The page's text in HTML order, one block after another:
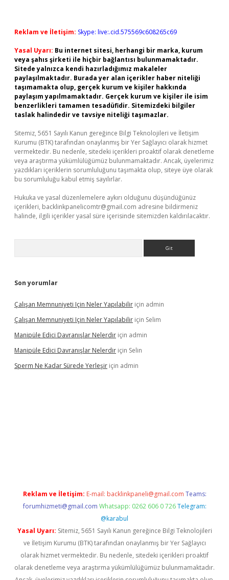
Reklam ve İletişim: Skype: live:.cid.575569c608265c69
Yasal Uyarı: Bu internet sitesi, herhangi bir marka, kurum
veya şahıs şirketi ile hiçbir bağlantısı bulunmamaktadır.
Sitede yalnızca kendi hazırladığımız makaleler
paylaşılmaktadır. Burada yer alan içerikler haber niteliği
taşımamakta olup, gerçek kurum ve kişiler hakkında
paylaşım yapılmamaktadır. Gerçek kurum ve kişiler ile isim
benzerlikleri tamamen tesadüfidir. Sitemizdeki bilgiler
taslak halindedir ve tavsiye niteliği taşımazlar.
Sitemiz, 5651 Sayılı Kanun gereğince Bilgi Teknolojileri ve İletişim
Kurumu (BTK) tarafından onaylanmış bir Yer Sağlayıcı olarak hizmet
vermektedir. Bu nedenle, sitedeki içerikleri proaktif olarak denetleme
veya araştırma yükümlülüğümüz bulunmamaktadır. Ancak, üyelerimiz
yazdıkları içeriklerin sorumluluğunu taşımakta olup, siteye üye olarak
bu sorumluluğu kabul etmiş sayılırlar.
Hukuka ve yasal düzenlemelere aykırı olduğunu düşündüğünüz
içerikleri, backlinkpanelicomtr@gmail.com adresine bildirmeniz
halinde, ilgili içerikler yasal süre içerisinde sitemizden kaldırılacaktır.
Son yorumlar
Çalışan Memnuniyeti Için Neler Yapılabilir için admin
Çalışan Memnuniyeti Için Neler Yapılabilir için Selim
Manipüle Edici Davranışlar Nelerdir için admin
Manipüle Edici Davranışlar Nelerdir için Selin
Sperm Ne Kadar Sürede Yerleşir için admin
Reklam ve İletişim: E-mail: backlinkpaneli@gmail.com Teams:
forumhizmeti@gmail.com Whatsapp: 0262 606 0 726 Telegram:
@karabul
Yasal Uyarı: Sitemiz, 5651 Sayılı Kanun gereğince Bilgi Teknolojileri
ve İletişim Kurumu (BTK) tarafından onaylanmış bir Yer Sağlayıcı
olarak hizmet vermektedir. Bu nedenle, sitedeki içerikleri proaktif
olarak denetleme veya araştırma yükümlülüğümüz bulunmamaktadır.